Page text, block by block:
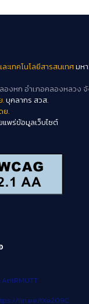
ะเทคโนโลยีสารสนเทศมห
องหก อำเภอคลองหลวง จั
.บุคลากร สวส.
ย.
พร่ข้อมูลเว็บไซต์
lin.ee/tXe209C